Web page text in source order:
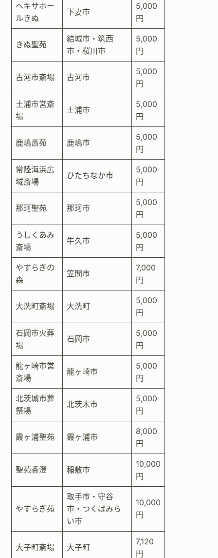
ヘキサホー
ルきぬ
下妻市
5,000
円
きぬ聖苑
結城市・筑西
市・桜川市
5,000
円
古河市斎場 古河市
5,000
円
土浦市営斎
場
土浦市
5,000
円
鹿嶋斎苑 鹿嶋市
5,000
円
常陸海浜広
域斎場
ひたちなか市
5,000
円
那珂聖苑 那珂市
5,000
円
うしくあみ
斎場
牛久市
5,000
円
やすらぎの
森
笠間市
7,000
円
大洗町斎場 大洗町
5,000
円
石岡市火葬
場
石岡市
5,000
円
龍ヶ崎市営
斎場
龍ヶ崎市
5,000
円
北茨城市葬
祭場
北茨木市
5,000
円
霞ヶ浦聖苑 霞ヶ浦市
8,000
円
聖苑香澄 稲敷市
10,000
円
やすらぎ苑
取手市・守谷
市・つくばみら
い市
10,000
円
大子町斎場 大子町
7,120
円